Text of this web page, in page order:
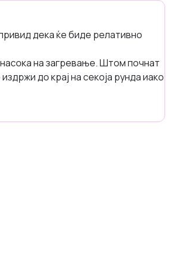
дека ќе биде релативно
на загревање. Штом почнат
до крај на секоја рунда иако